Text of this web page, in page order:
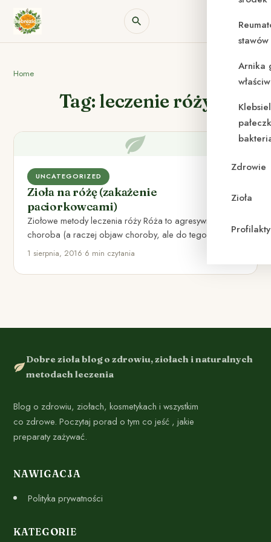
Arnika
Zdrowie
Zioła
Home
Tag: leczenie róży
UNCATEGORIZED
Zioła na różę (zakażenie
paciorkowcami)
Ziołowe metody leczenia róży Róża to agresywna
choroba (a raczej objaw choroby, ale do tego dojdę w
dalszej…
1 sierpnia, 2016•6 min czytania
Dobre zioła blog o zdrowiu, ziołach i naturalnych
metodach leczenia
Blog o zdrowiu, ziołach, kosmetykach i wszystkim
co zdrowe. Poczytaj porad o tym co jeść , jakie
preparaty zażywać.
NAWIGACJA
Polityka prywatności
KATEGORIE